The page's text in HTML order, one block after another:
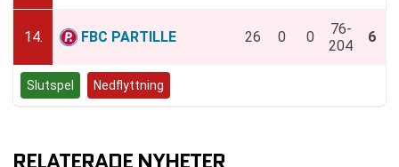
14. FBC PARTILLE 26 0 0
76-
204
6
Slutspel Nedflyttning